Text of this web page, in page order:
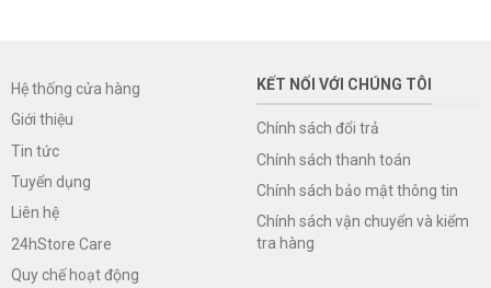
Hệ thống cửa hàng
Giới thiệu
Tin tức
Tuyển dụng
Liên hệ
24hStore Care
Quy chế hoạt động
KẾT NỐI VỚI CHÚNG TÔI
Chính sách đổi trả
Chính sách thanh toán
Chính sách bảo mật thông tin
Chính sách vận chuyển và kiểm
tra hàng